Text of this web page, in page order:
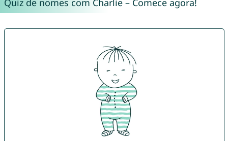
Quiz de nomes com Charlie – Comece agora!